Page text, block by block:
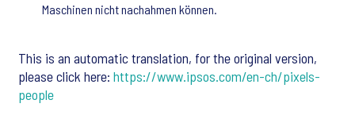
Maschinen nicht nachahmen können.
This is an automatic translation, for the original version,
please click here: https://www.ipsos.com/en-ch/pixels-
people